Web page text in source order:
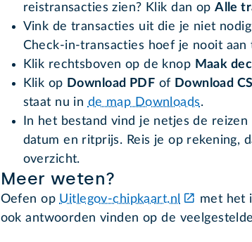
reistransacties zien? Klik dan opAlle
Vink de transacties uit die je niet
Check-in-transacties hoef je nooit aan
Klik rechtsboven op de knop Maak
Klik op Download PDF of Download
staat nu in de map Downloads.
In het bestand vind je netjes de
datum en ritprijs. Reis je op rekening,
overzicht.
Meer weten?
Oefen op Uitlegov-chipkaart.nl
met het
ook antwoorden vinden op de